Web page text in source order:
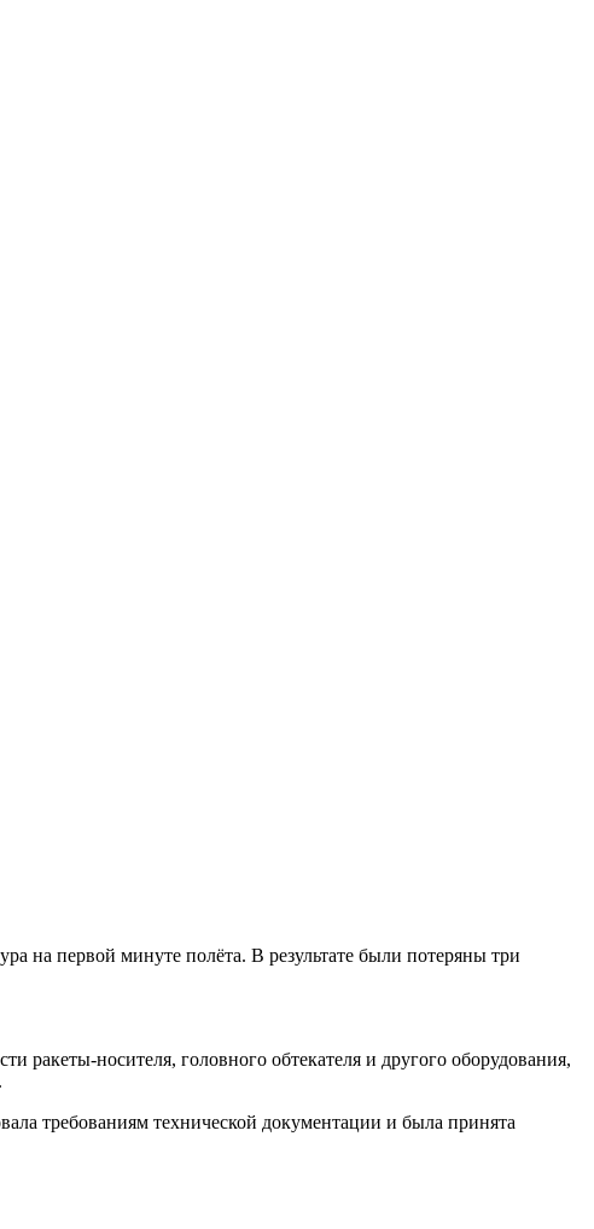
на первой минуте полёта. В результате были потеряны три
ракеты-носителя, головного обтекателя и другого оборудования,
требованиям технической документации и была принята